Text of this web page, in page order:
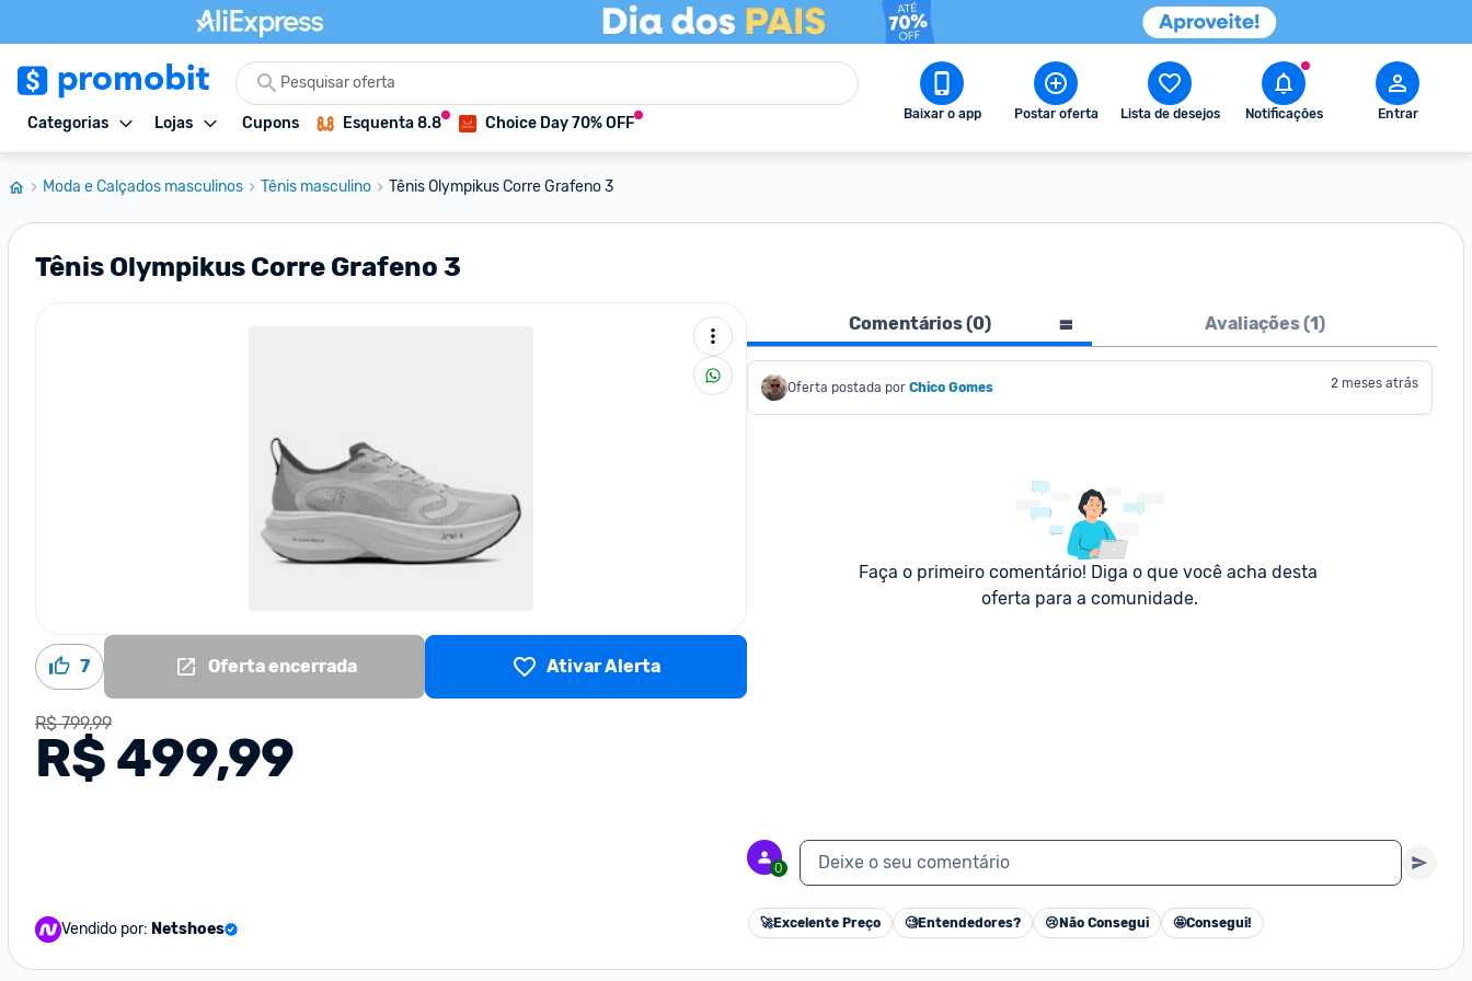
Categorias Lojas Cupons Esquenta 8.8 Choice Day 70% OFF Baixar o app Postar oferta Lista de desejos Notificações Entrar
Moda e Calçados masculinos Tênis masculino Tênis Olympikus Corre Grafeno 3
Tênis Olympikus Corre Grafeno 3
7 Oferta encerrada Ativar Alerta
R$ 799,99
R$ 499,99
Vendido por: Netshoes
Comentários (0) Avaliações (1)
Oferta postada por Chico Gomes 2 meses atrás
Faça o primeiro comentário! Diga o que você acha desta
oferta para a comunidade.
0 Deixe o seu comentário
🚀Excelente Preço 🧐Entendedores? 😢 Não Consegui 🤩Consegui!